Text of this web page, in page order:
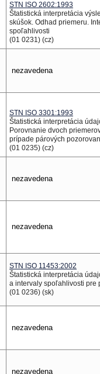
STN ISO 2602:1993
Štatistická interpretácia
skúšok. Odhad priemeru.
spoľahlivosti
(01 0231) (cz)
nezavedena
STN ISO 3301:1993
Štatistická interpretácia
Porovnanie dvoch
prípade párových
(01 0235) (cz)
nezavedena
nezavedena
STN ISO 11453:2002
Štatistická interpretácia
a intervaly spoľahlivosti pre
(01 0236) (sk)
nezavedena
nezavedena